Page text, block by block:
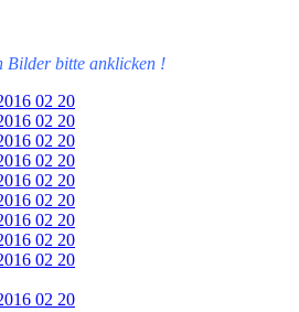
Bilder bitte anklicken !